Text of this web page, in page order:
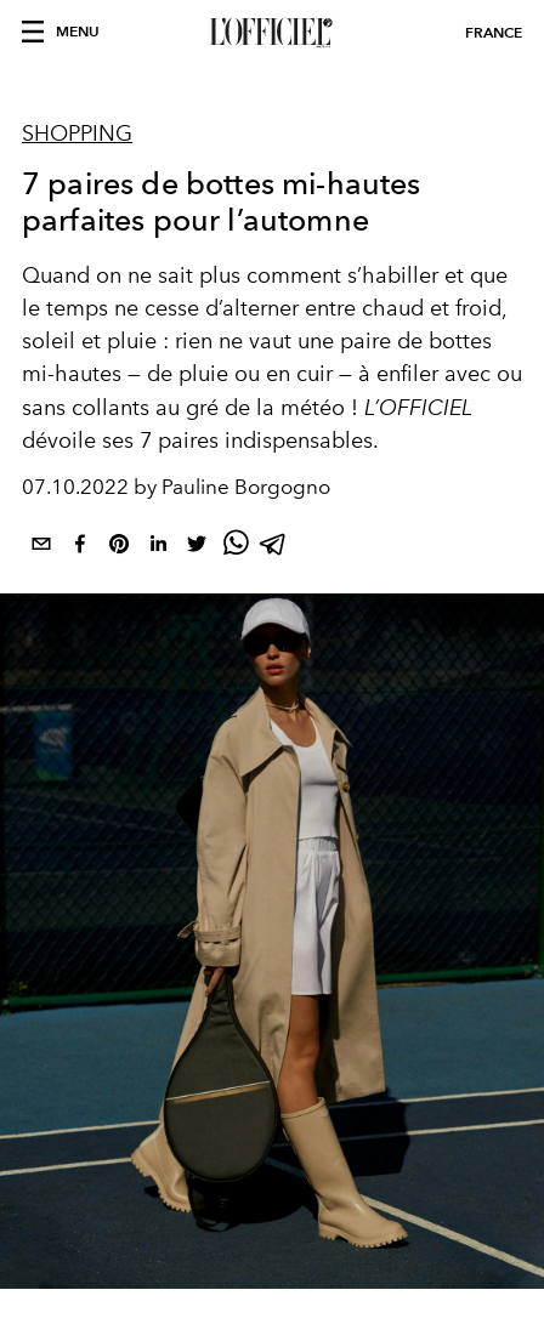
MENU FRANCE
SHOPPING
7 paires de bottes mi-hautes
parfaites pour l’automne
Quand on ne sait plus comment s’habiller et que
le temps ne cesse d’alterner entre chaud et froid,
soleil et pluie : rien ne vaut une paire de bottes
mi-hautes — de pluie ou en cuir — à enfiler avec ou
sans collants au gré de la météo ! L’OFFICIEL
dévoile ses 7 paires indispensables.
07.10.2022 by Pauline Borgogno